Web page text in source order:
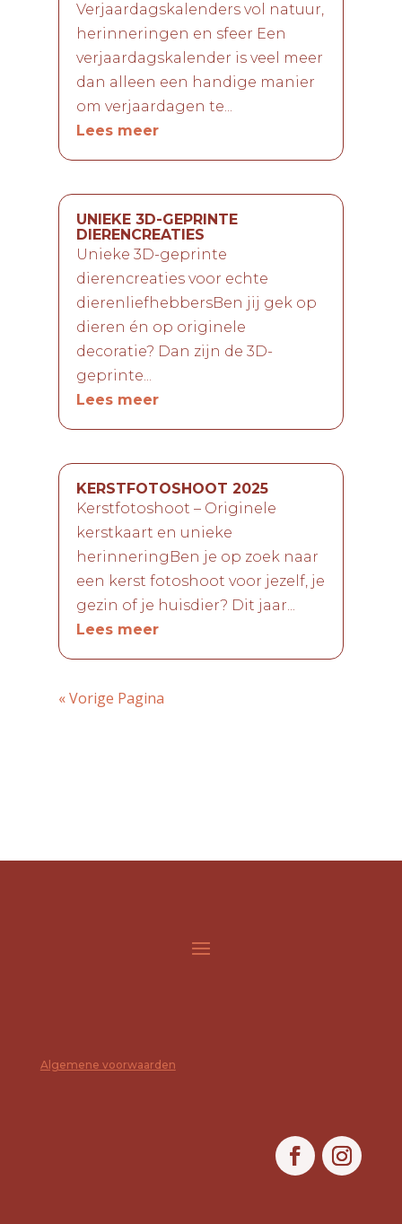
Verjaardagskalenders vol natuur,
herinneringen en sfeer Een
verjaardagskalender is veel meer
dan alleen een handige manier
om verjaardagen te...
Lees meer
UNIEKE 3D-GEPRINTE
DIERENCREATIES
Unieke 3D-geprinte
dierencreaties voor echte
dierenliefhebbersBen jij gek op
dieren én op originele
decoratie? Dan zijn de 3D-
geprinte...
Lees meer
KERSTFOTOSHOOT 2025
Kerstfotoshoot – Originele
kerstkaart en unieke
herinneringBen je op zoek naar
een kerst fotoshoot voor jezelf, je
gezin of je huisdier? Dit jaar...
Lees meer
« Vorige Pagina
Algemene voorwaarden